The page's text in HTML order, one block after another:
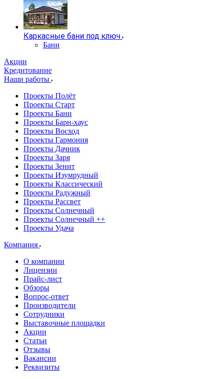
Каркасные бани под ключ
Бани
Акции
Кредитование
Наши работы
Проекты Полёт
Проекты Старт
Проекты Бани
Проекты Барн-хаус
Проекты Восход
Проекты Гармония
Проекты Дачник
Проекты Заря
Проекты Зенит
Проекты Изумрудный
Проекты Классический
Проекты Радужный
Проекты Рассвет
Проекты Солнечный
Проекты Солнечный ++
Проекты Удача
Компания
О компании
Лицензии
Прайс-лист
Обзоры
Вопрос-ответ
Производители
Сотрудники
Выставочные площадки
Акции
Статьи
Отзывы
Вакансии
Реквизиты